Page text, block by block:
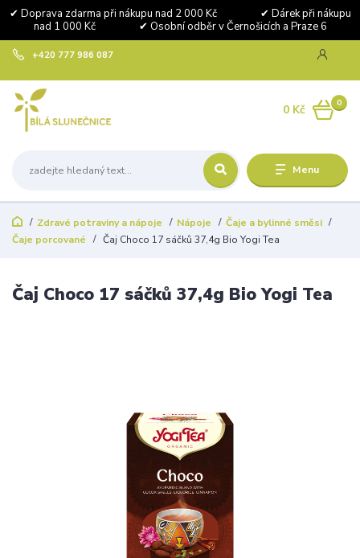
✔ Doprava zdarma při nákupu nad 2 000 Kč ✔ Dárek při nákupu
nad 1 000 Kč ✔ Osobní odběr v Černošicích a Praze 6
Menu
+420 777 986 087
0
0 Kč
Zdravé potraviny a nápoje Nápoje
Čaje a bylinné směsi
Čaje porcované
Čaj Choco 17 sáčků 37,4g Bio Yogi Tea
Čaj Choco 17 sáčků 37,4g Bio Yogi Tea